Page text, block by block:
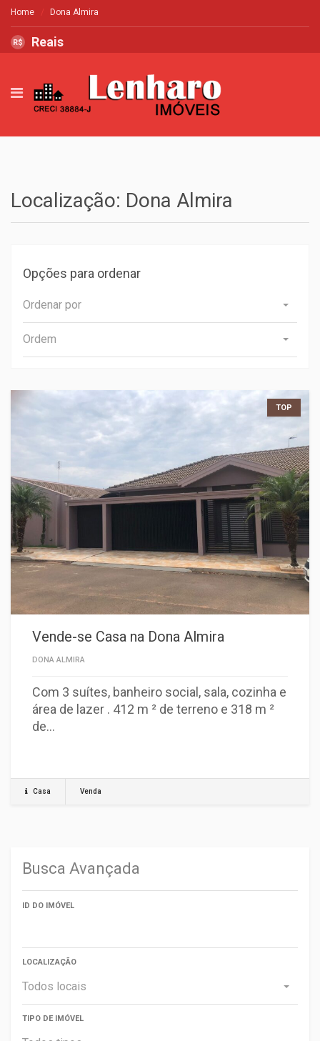
Home Dona Almira
R$ Reais
Localização: Dona Almira
Opções para ordenar
Ordenar por
Ordem
TOP
Vende-se Casa na Dona Almira
DONA ALMIRA
Com 3 suítes, banheiro social, sala, cozinha e
área de lazer . 412 m ² de terreno e 318 m ²
de…
Casa Venda
Busca Avançada
ID DO IMÓVEL
LOCALIZAÇÃO
Todos locais
TIPO DE IMÓVEL